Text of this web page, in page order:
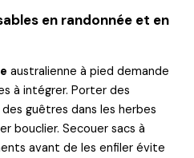
en randonnée et en
australienne à pied demande
à intégrer. Porter des
guêtres dans les herbes
bouclier. Secouer sacs à
avant de les enfiler évite